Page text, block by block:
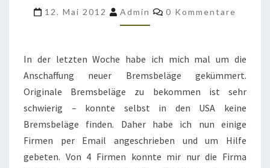
M561
MÜSSSEN
WERDEN
12. Mai 2012 Admin Kommentare
0 Kommentare
In der letzten Woche habe ich mich mal um die
Anschaffung neuer Bremsbeläge gekümmert.
Originale Bremsbeläge zu bekommen ist sehr
schwierig – konnte selbst in den USA keine
Bremsbeläge finden. Daher habe ich nun einige
Firmen per Email angeschrieben und um Hilfe
gebeten. Von 4 Firmen konnte mir nur die Firma